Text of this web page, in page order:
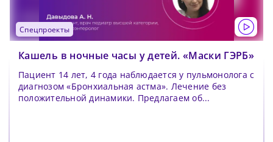
спецпроекты
Кашель в ночные часы у детей. «Маски ГЭРБ»
Пациент 14 лет, 4 года наблюдается у пульмонолога с
диагнозом «Бронхиальная астма». Лечение без
положительной динамики. Предлагаем об...